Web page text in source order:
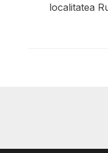
localitatea